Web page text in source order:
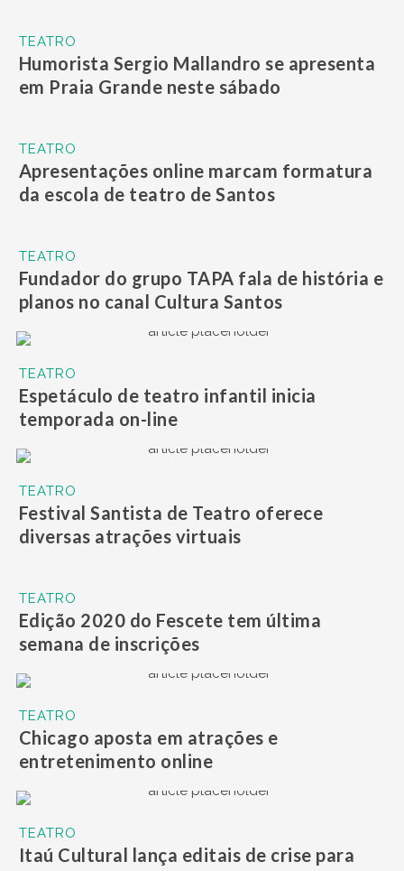
TEATRO
Humorista Sergio Mallandro se apresenta
em Praia Grande neste sábado
TEATRO
Apresentações online marcam formatura
da escola de teatro de Santos
TEATRO
Fundador do grupo TAPA fala de história e
planos no canal Cultura Santos
TEATRO
Espetáculo de teatro infantil inicia
temporada on-line
TEATRO
Festival Santista de Teatro oferece
diversas atrações virtuais
TEATRO
Edição 2020 do Fescete tem última
semana de inscrições
TEATRO
Chicago aposta em atrações e
entretenimento online
TEATRO
Itaú Cultural lança editais de crise para